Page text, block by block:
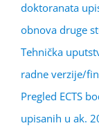
doktoranata
obnova druge
Tehnička
radne verzije/
Pregled ECTS
upisanih u ak.